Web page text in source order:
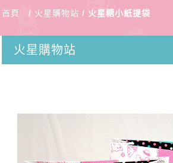
首頁 火星購物站 火星糖小紙提袋
火星購物站